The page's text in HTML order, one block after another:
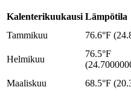
Kalenterikuukausi Lämpötila
Tammikuu
76.6°F
Helmikuu
76.5°F
Maaliskuu 68.5°F